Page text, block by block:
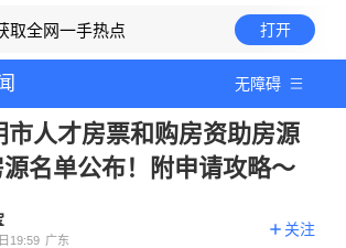
取全网一手热点 打开
无障碍
市人才房票和购房资助房源
名单公布！附申请攻略～
19:59 广东
关注